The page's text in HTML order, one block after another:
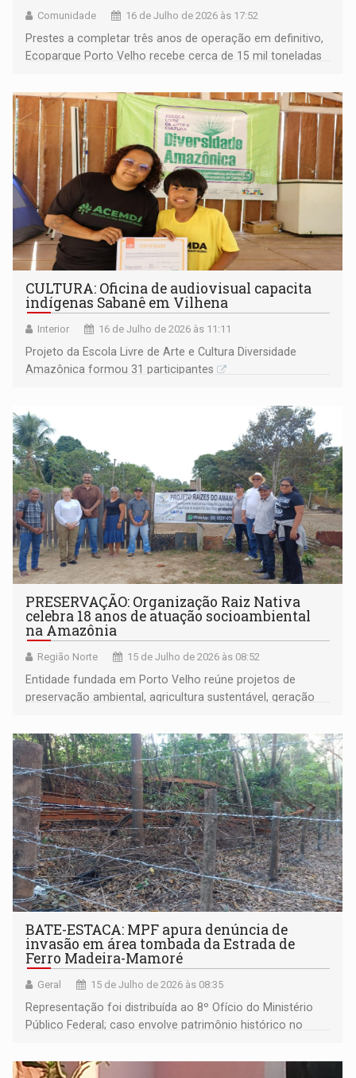
Comunidade 16 de Julho de 2026 às 17:52
Prestes a completar três anos de operação em definitivo,
Ecoparque Porto Velho recebe cerca de 15 mil toneladas
CULTURA: Oficina de audiovisual capacita
indígenas Sabanê em Vilhena
Interior 16 de Julho de 2026 às 11:11
Projeto da Escola Livre de Arte e Cultura Diversidade
Amazônica formou 31 participantes
PRESERVAÇÃO: Organização Raiz Nativa
celebra 18 anos de atuação socioambiental
na Amazônia
Região Norte 15 de Julho de 2026 às 08:52
Entidade fundada em Porto Velho reúne projetos de
preservação ambiental, agricultura sustentável, geração
amazônicas
BATE-ESTACA: MPF apura denúncia de
invasão em área tombada da Estrada de
Ferro Madeira-Mamoré
Geral 15 de Julho de 2026 às 08:35
Representação foi distribuída ao 8º Ofício do Ministério
Público Federal; caso envolve patrimônio histórico no